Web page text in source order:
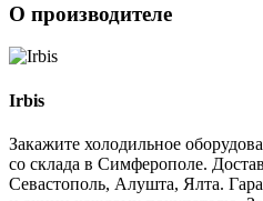
О производителе
Irbis
Закажите холодильное
со склада в Симферополе.
Севастополь, Алушта, Ялта.